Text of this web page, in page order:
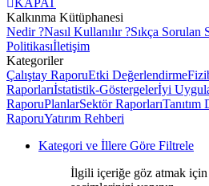
KAPAT
Kalkınma Kütüphanesi
Nedir ?Nasıl Kullanılır ?Sıkça Sorulan
Politikasıİletişim
Kategoriler
Çalıştay RaporuEtki Değerlendirme
Raporlarıİstatistik-Göstergelerİyi
RaporuPlanlarSektör RaporlarıTanıtım
RaporuYatırım Rehberi
Kategori ve İllere Göre Filtrele
İlgili içeriğe göz atmak